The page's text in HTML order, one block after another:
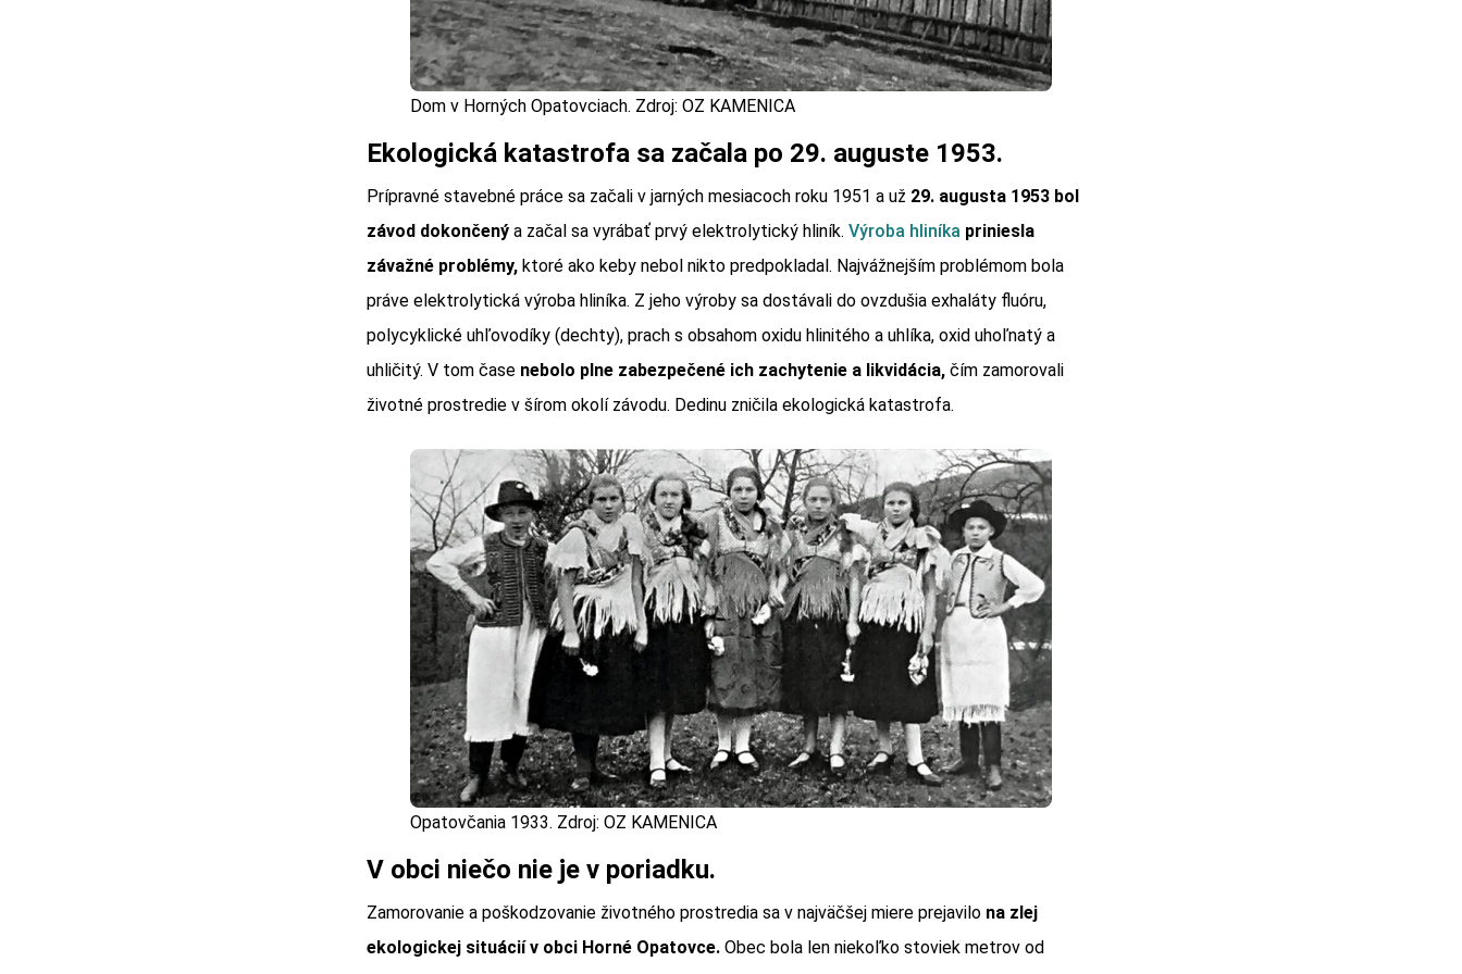
Dom v Horných Opatovciach. Zdroj: OZ KAMENICA
Ekologická katastrofa sa začala po 29. auguste 1953.
Prípravné stavebné práce sa začali v jarných mesiacoch roku 1951 a už 29. augusta 1953 bol
závod dokončený a začal sa vyrábať prvý elektrolytický hliník. Výroba hliníka priniesla
závažné problémy, ktoré ako keby nebol nikto predpokladal. Najvážnejším problémom bola
práve elektrolytická výroba hliníka. Z jeho výroby sa dostávali do ovzdušia exhaláty fluóru,
polycyklické uhľovodíky (dechty), prach s obsahom oxidu hlinitého a uhlíka, oxid uhoľnatý a
uhličitý. V tom čase nebolo plne zabezpečené ich zachytenie a likvidácia, čím zamorovali
životné prostredie v šírom okolí závodu. Dedinu zničila ekologická katastrofa.
Opatovčania 1933. Zdroj: OZ KAMENICA
V obci niečo nie je v poriadku.
Zamorovanie a poškodzovanie životného prostredia sa v najväčšej miere prejavilo na zlej
ekologickej situácií v obci Horné Opatovce. Obec bola len niekoľko stoviek metrov od